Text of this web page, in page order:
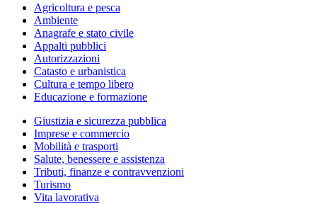
Agricoltura e pesca
Ambiente
Anagrafe e stato civile
Appalti pubblici
Autorizzazioni
Catasto e urbanistica
Cultura e tempo libero
Educazione e formazione
Giustizia e sicurezza pubblica
Imprese e commercio
Mobilità e trasporti
Salute, benessere e assistenza
Tributi, finanze e contravvenzioni
Turismo
Vita lavorativa